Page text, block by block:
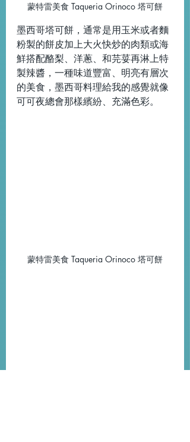
蒙特雷美食 Taqueria Orinoco 塔可餅
墨西哥塔可餅，通常是用玉米或者麵
粉製的餅皮加上大火快炒的肉類或海
鮮搭配酪梨、洋蔥、和芫荽再淋上特
製辣醬，一種味道豐富、明亮有層次
的美食 ，墨西哥料理給我的感覺就像
可可夜總會那樣繽紛、充滿色彩。
蒙特雷美食 Taqueria Orinoco 塔可餅